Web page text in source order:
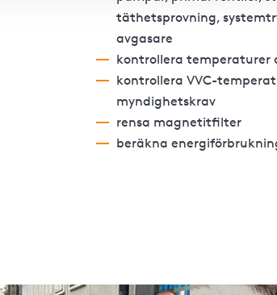
täthetsprovning,
avgasare
kontrollera temperaturer
kontrollera VVC-
myndighetskrav
rensa magnetitfilter
beräkna